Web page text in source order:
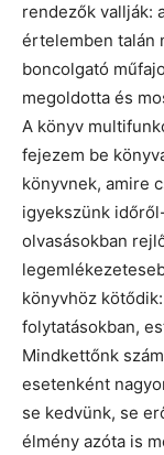
rendezők vallják:
értelemben talán
boncolgató
megoldotta és
A könyv
fejezem be
könyvnek, amire
igyekszünk
olvasásokban
könyvhöz
folytatásokban,
Mindkettőnk
esetenként
se kedvünk, se
élmény azóta is